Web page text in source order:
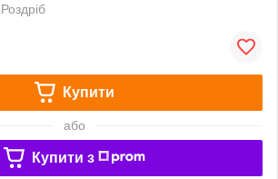
Роздріб
Купити
або
Купити з